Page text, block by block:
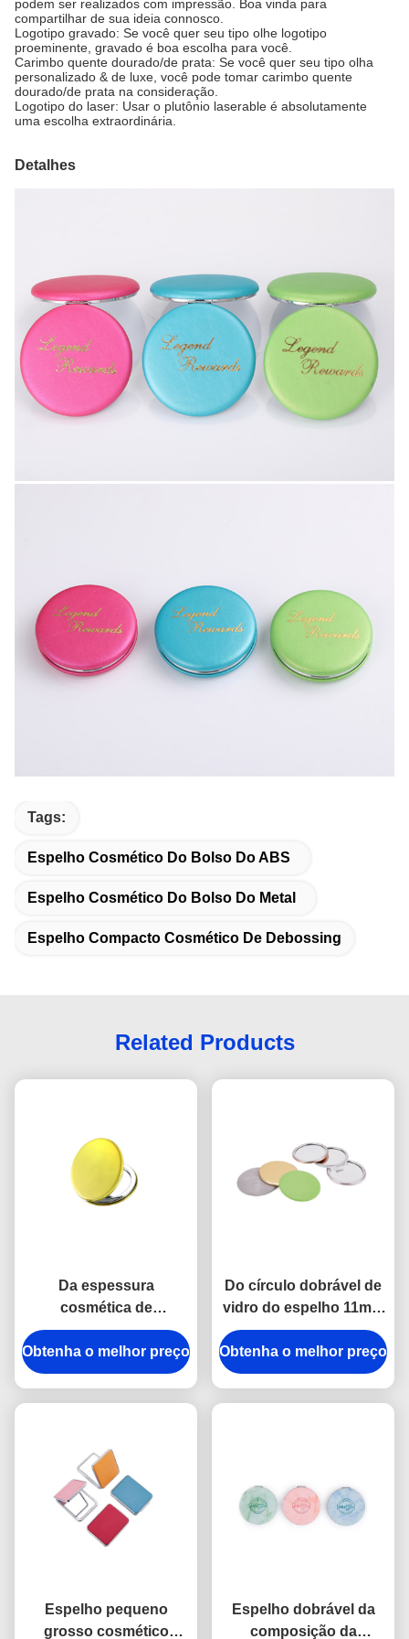
podem ser realizados com impressão. Boa vinda para
compartilhar de sua ideia connosco.
Logotipo gravado: Se você quer seu tipo olhe logotipo
proeminente, gravado é boa escolha para você.
Carimbo quente dourado/de prata: Se você quer seu tipo olha
personalizado & de luxe, você pode tomar carimbo quente
dourado/de prata na consideração.
Logotipo do laser: Usar o plutônio laserable é absolutamente
uma escolha extraordinária.
Detalhes
Tags:
Espelho Cosmético Do Bolso Do ABS
Espelho Cosmético Do Bolso Do Metal
Espelho Compacto Cosmético De Debossing
Related Products
Da espessura
cosmética de
Debossing 10mm do
espelho do bolso do
ABS de Jelly Color
Obtenha o melhor preço
Do círculo dobrável de
vidro do espelho 11mm
da composição do ABS
couro compacto do
plutônio do logotipo do
Obtenha o melhor preço
Espelho pequeno
grosso cosmético
Espelho dobrável da
composição da